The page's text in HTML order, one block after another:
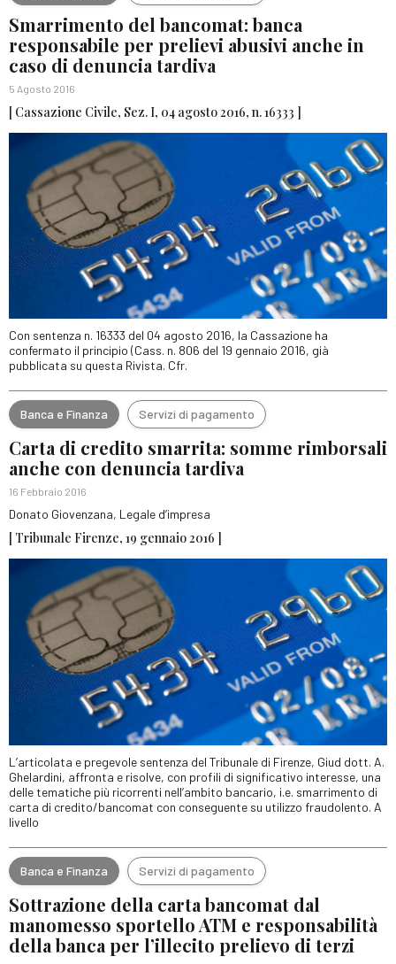
Smarrimento del bancomat: banca
responsabile per prelievi abusivi anche in
caso di denuncia tardiva
5 Agosto 2016
[ Cassazione Civile, Sez. I, 04 agosto 2016, n. 16333 ]
Con sentenza n. 16333 del 04 agosto 2016, la Cassazione ha
confermato il principio (Cass. n. 806 del 19 gennaio 2016, già
pubblicata su questa Rivista. Cfr.
Banca e Finanza Servizi di pagamento
Carta di credito smarrita: somme rimborsali
anche con denuncia tardiva
16 Febbraio 2016
Donato Giovenzana, Legale d’impresa
[ Tribunale Firenze, 19 gennaio 2016 ]
L’articolata e pregevole sentenza del Tribunale di Firenze, Giud dott. A.
Ghelardini, affronta e risolve, con profili di significativo interesse, una
delle tematiche più ricorrenti nell’ambito bancario, i.e. smarrimento di
carta di credito/bancomat con conseguente su utilizzo fraudolento. A
livello
Banca e Finanza Servizi di pagamento
Sottrazione della carta bancomat dal
manomesso sportello ATM e responsabilità
della banca per l’illecito prelievo di terzi